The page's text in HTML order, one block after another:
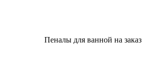
Пеналы для ванной на заказ